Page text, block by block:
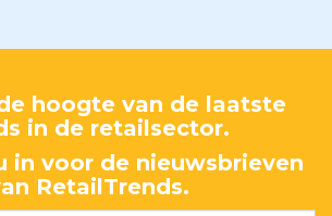
hoogte van de laatste
in de retailsector.
in voor de nieuwsbrieven
RetailTrends.